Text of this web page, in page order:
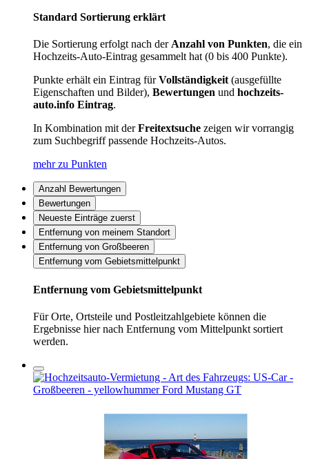
Standard Sortierung erklärt
Die Sortierung erfolgt nach derAnzahl von Punkten, die ein
Hochzeits-Auto-Eintrag gesammelt hat (0 bis 400 Punkte).
Punkte erhält ein Eintrag fürVollständigkeit(ausgefüllte
Eigenschaften und Bilder), Bewertungen und hochzeits-
auto.info Eintrag.
In Kombination mit derFreitextsuche zeigen wir vorrangig
zum Suchbegriff passende Hochzeits-Autos.
mehr zu Punkten
Anzahl Bewertungen
Bewertungen
Neueste Einträge zuerst
Entfernung von meinem Standort
Entfernung von Großbeeren
Entfernung vom Gebietsmittelpunkt
Entfernung vom Gebietsmittelpunkt
Für Orte, Ortsteile und Postleitzahlgebiete können die
Ergebnisse hier nach Entfernung vom Mittelpunkt sortiert
werden.